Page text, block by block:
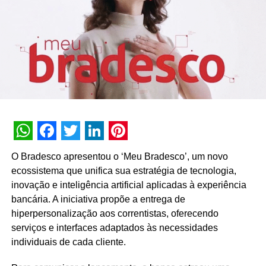
WhatsApp
Facebook
Twitter
LinkedIn
Pinterest
O Bradesco apresentou o ‘Meu Bradesco’, um novo
ecossistema que unifica sua estratégia de tecnologia,
inovação e inteligência artificial aplicadas à experiência
bancária. A iniciativa propõe a entrega de
hiperpersonalização aos correntistas, oferecendo
serviços e interfaces adaptados às necessidades
individuais de cada cliente.